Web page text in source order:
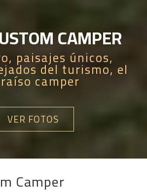
CAMPER
paisajes únicos,
del turismo, el
camper
VER FOTOS
Camper